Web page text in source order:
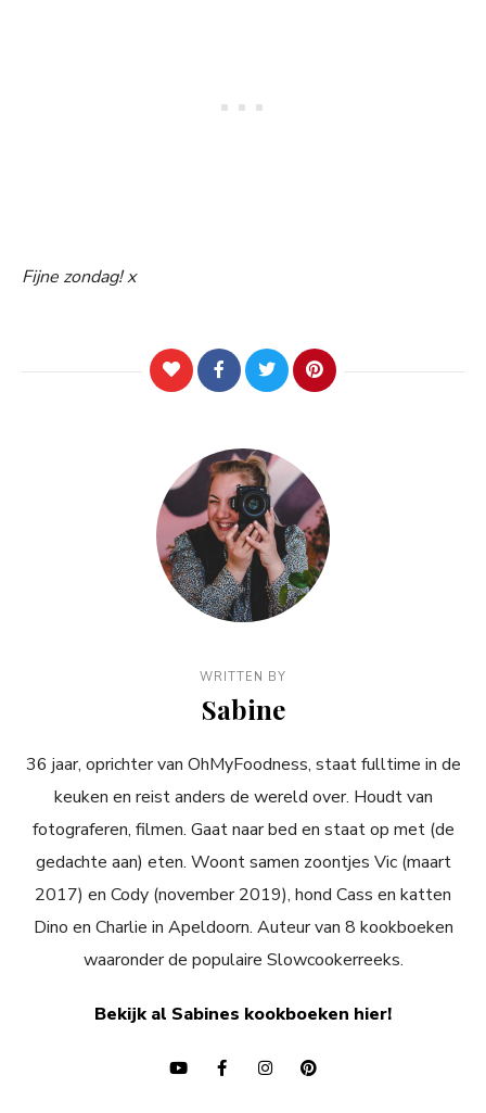
Fijne zondag! x
WRITTEN BY
Sabine
36 jaar, oprichter van OhMyFoodness, staat fulltime in de
keuken en reist anders de wereld over. Houdt van
fotograferen, filmen. Gaat naar bed en staat op met (de
gedachte aan) eten. Woont samen zoontjes Vic (maart
2017) en Cody (november 2019), hond Cass en katten
Dino en Charlie in Apeldoorn. Auteur van 8 kookboeken
waaronder de populaire Slowcookerreeks.
Bekijk al Sabines kookboeken hier!